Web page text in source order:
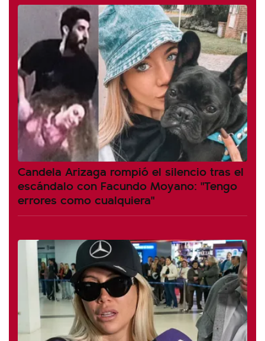
Candela Arizaga rompió el silencio tras el
escándalo con Facundo Moyano: "Tengo
errores como cualquiera"